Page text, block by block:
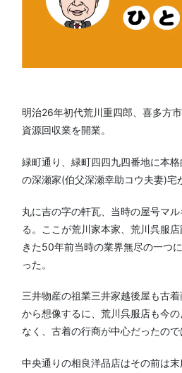
明治26年初代荒川重四郎、喜多方
資源回収業を開業。
緑町通り、緑町四四九四番地に本
の深瀬家(伯父深瀬幸助コウ夫妻)宅
丸に吉の字の軒瓦、当時の屋号マ
る。ここが荒川家本家、荒川呉服
きた50年前当時の業界無尽の一つ
った。
三井物産の祖業三井家越後屋も古
から想像するに、荒川呉服店も今
なく、古着の行商が中心だったので
中央通りの相良洋品店はその前は